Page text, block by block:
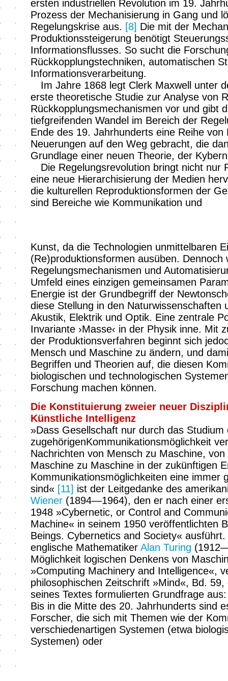
ersten industriellen Revolution im 19.
Prozess der Mechanisierung in Gang und
Regelungskrise aus. [8] Die mit der
Produktionssteigerung benötigt
Informationsflusses. So sucht die
Rückkopplungstechniken, automatischen
Informationsverarbeitung.
Im Jahre 1868 legt Clerk Maxwell unter
erste theoretische Studie zur Analyse von
Rückkopplungsmechanismen vor und gibt
tiefgreifenden Wandel im Bereich der
Ende des 19. Jahrhunderts eine Reihe
Neuerungen auf den Weg gebracht, die
Grundlage einer neuen Theorie, der
Die Regelungsrevolution bringt nicht nur
eine neue Hierarchisierung der Medien
die kulturellen Reproduktionsformen der
sind Bereiche wie Kommunikation und
Kunst, da die Technologien unmittelbaren
(Re)produktionsformen ausüben.
Regelungsmechanismen und
Umfeld eines einzigen gemeinsamen
Energie ist der Grundbegriff der
diese Stellung in den Naturwissenschaften
Akustik, Elektrik und Optik. Eine zentrale
Invariante ›Masse‹ in der Physik inne. Mit
der Produktionsverfahren beginnt sich
Mensch und Maschine zu ändern, und
Begriffen und Theorien auf, die diesen
biologischen und technologischen
Forschung machen können.
Die Konstituierung zweier neuer
Künstliche Intelligenz
»Dass Gesellschaft nur durch das
zugehörigenKommunikationsmöglichkeit
Nachrichten von Mensch zu Maschine,
Maschine zu Maschine in der zukünftigen
Kommunikationsmöglichkeiten eine immer
sind« [11] ist der Leitgedanke des
Wiener (1894—1964), den er nach einer
1948 »Cybernetic, or Control and
Machine« in seinem 1950 veröffentlichten
Beings. Cybernetics and Society«
englische Mathematiker Alan Turing
Möglichkeit logischen Denkens von
»Computing Machinery and Intelligence«,
philosophischen Zeitschrift »Mind«, Bd.
seines Textes formulierten Grundfrage
Bis in die Mitte des 20. Jahrhunderts sind
Forscher, die sich mit Themen wie der
verschiedenartigen Systemen (etwa
Systemen) oder